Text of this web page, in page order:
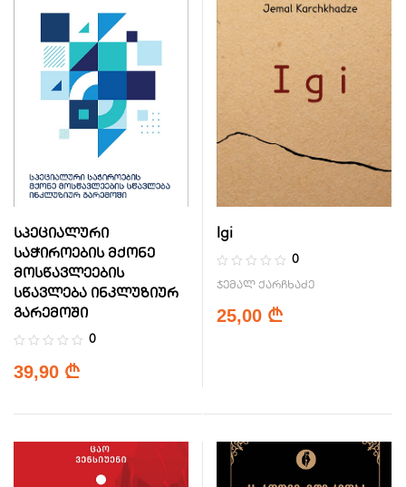
სპეციალური
საჭიროების მქონე
მოსწავლეების
სწავლება ინკლუზიურ
გარემოში
0
39,90 ₾
Igi
0
ჯემალ ქარჩხაძე
25,00 ₾